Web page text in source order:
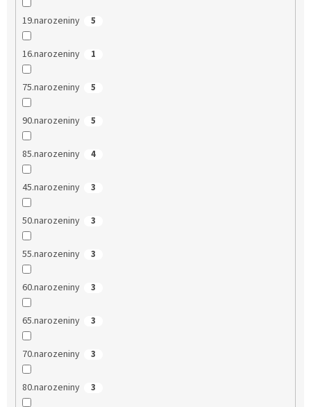
19.narozeniny 5
16.narozeniny 1
75.narozeniny 5
90.narozeniny 5
85.narozeniny 4
45.narozeniny 3
50.narozeniny 3
55.narozeniny 3
60.narozeniny 3
65.narozeniny 3
70.narozeniny 3
80.narozeniny 3